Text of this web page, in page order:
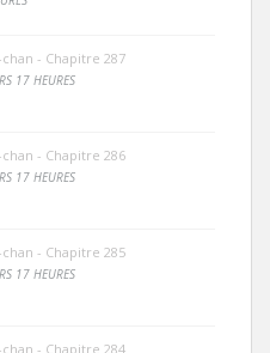
- Chapitre 287
17 HEURES
- Chapitre 286
17 HEURES
- Chapitre 285
17 HEURES
- Chapitre 284